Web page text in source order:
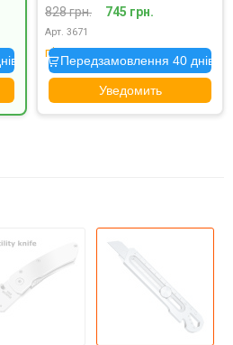
828 грн.
745 грн.
Арт. 3671
під замовлення
Передзамовлення 40 днів
Уведомить